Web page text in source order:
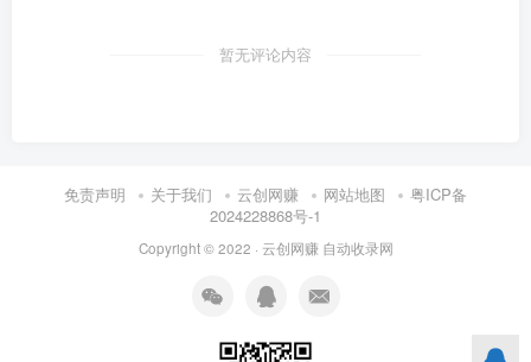
暂无评论内容
免责声明 关于我们 云创网赚 网站地图
粤ICP备
2024228868号-1
Copyright © 2022 · 云创网赚 自动收录网